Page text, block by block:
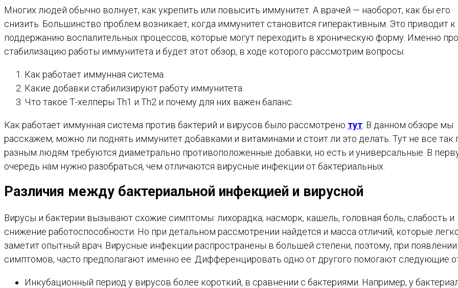
Многих людей обычно волнует, как укрепить или повысить иммунитет. А врачей — наоборот, как бы его
снизить. Большинство проблем возникает, когда иммунитет становится гиперактивным. Это приводит к
поддержанию воспалительных процессов, которые могут переходить в хроническую форму. Именно про
стабилизацию работы иммунитета и будет этот обзор, в ходе которого рассмотрим вопросы:
Как работает иммунная система.
Какие добавки стабилизируют работу иммунитета.
Что такое Т-хелперы Th1 и Th2 и почему для них важен баланс.
Как работает иммунная система против бактерий и вирусов было рассмотрено тут . В данном обзоре мы
расскажем, можно ли поднять иммунитет добавками и витаминами и стоит ли это делать. Тут не все так
разным людям требуются диаметрально противоположенные добавки, но есть и универсальные. В
очередь нам нужно разобраться, чем отличаются вирусные инфекции от бактериальных.
Различия между бактериальной инфекцией и вирусной
Вирусы и бактерии вызывают схожие симптомы: лихорадка, насморк, кашель, головная боль, слабость и
снижение работоспособности. Но при детальном рассмотрении найдется и масса отличий, которые
заметит опытный врач. Вирусные инфекции распространены в большей степени, поэтому, при появлении
симптомов, часто предполагают именно ее. Дифференцировать одно от другого помогают следующие
Инкубационный период у вирусов более короткий, в сравнении с бактериями. Например, у